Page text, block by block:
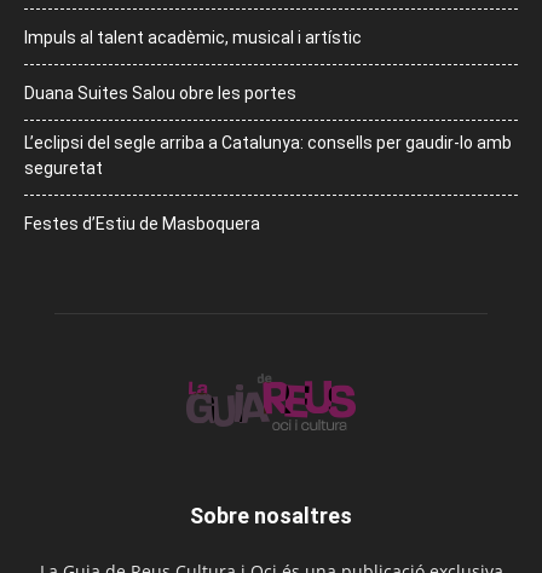
Impuls al talent acadèmic, musical i artístic
Duana Suites Salou obre les portes
L’eclipsi del segle arriba a Catalunya: consells per gaudir-lo amb
seguretat
Festes d’Estiu de Masboquera
Sobre nosaltres